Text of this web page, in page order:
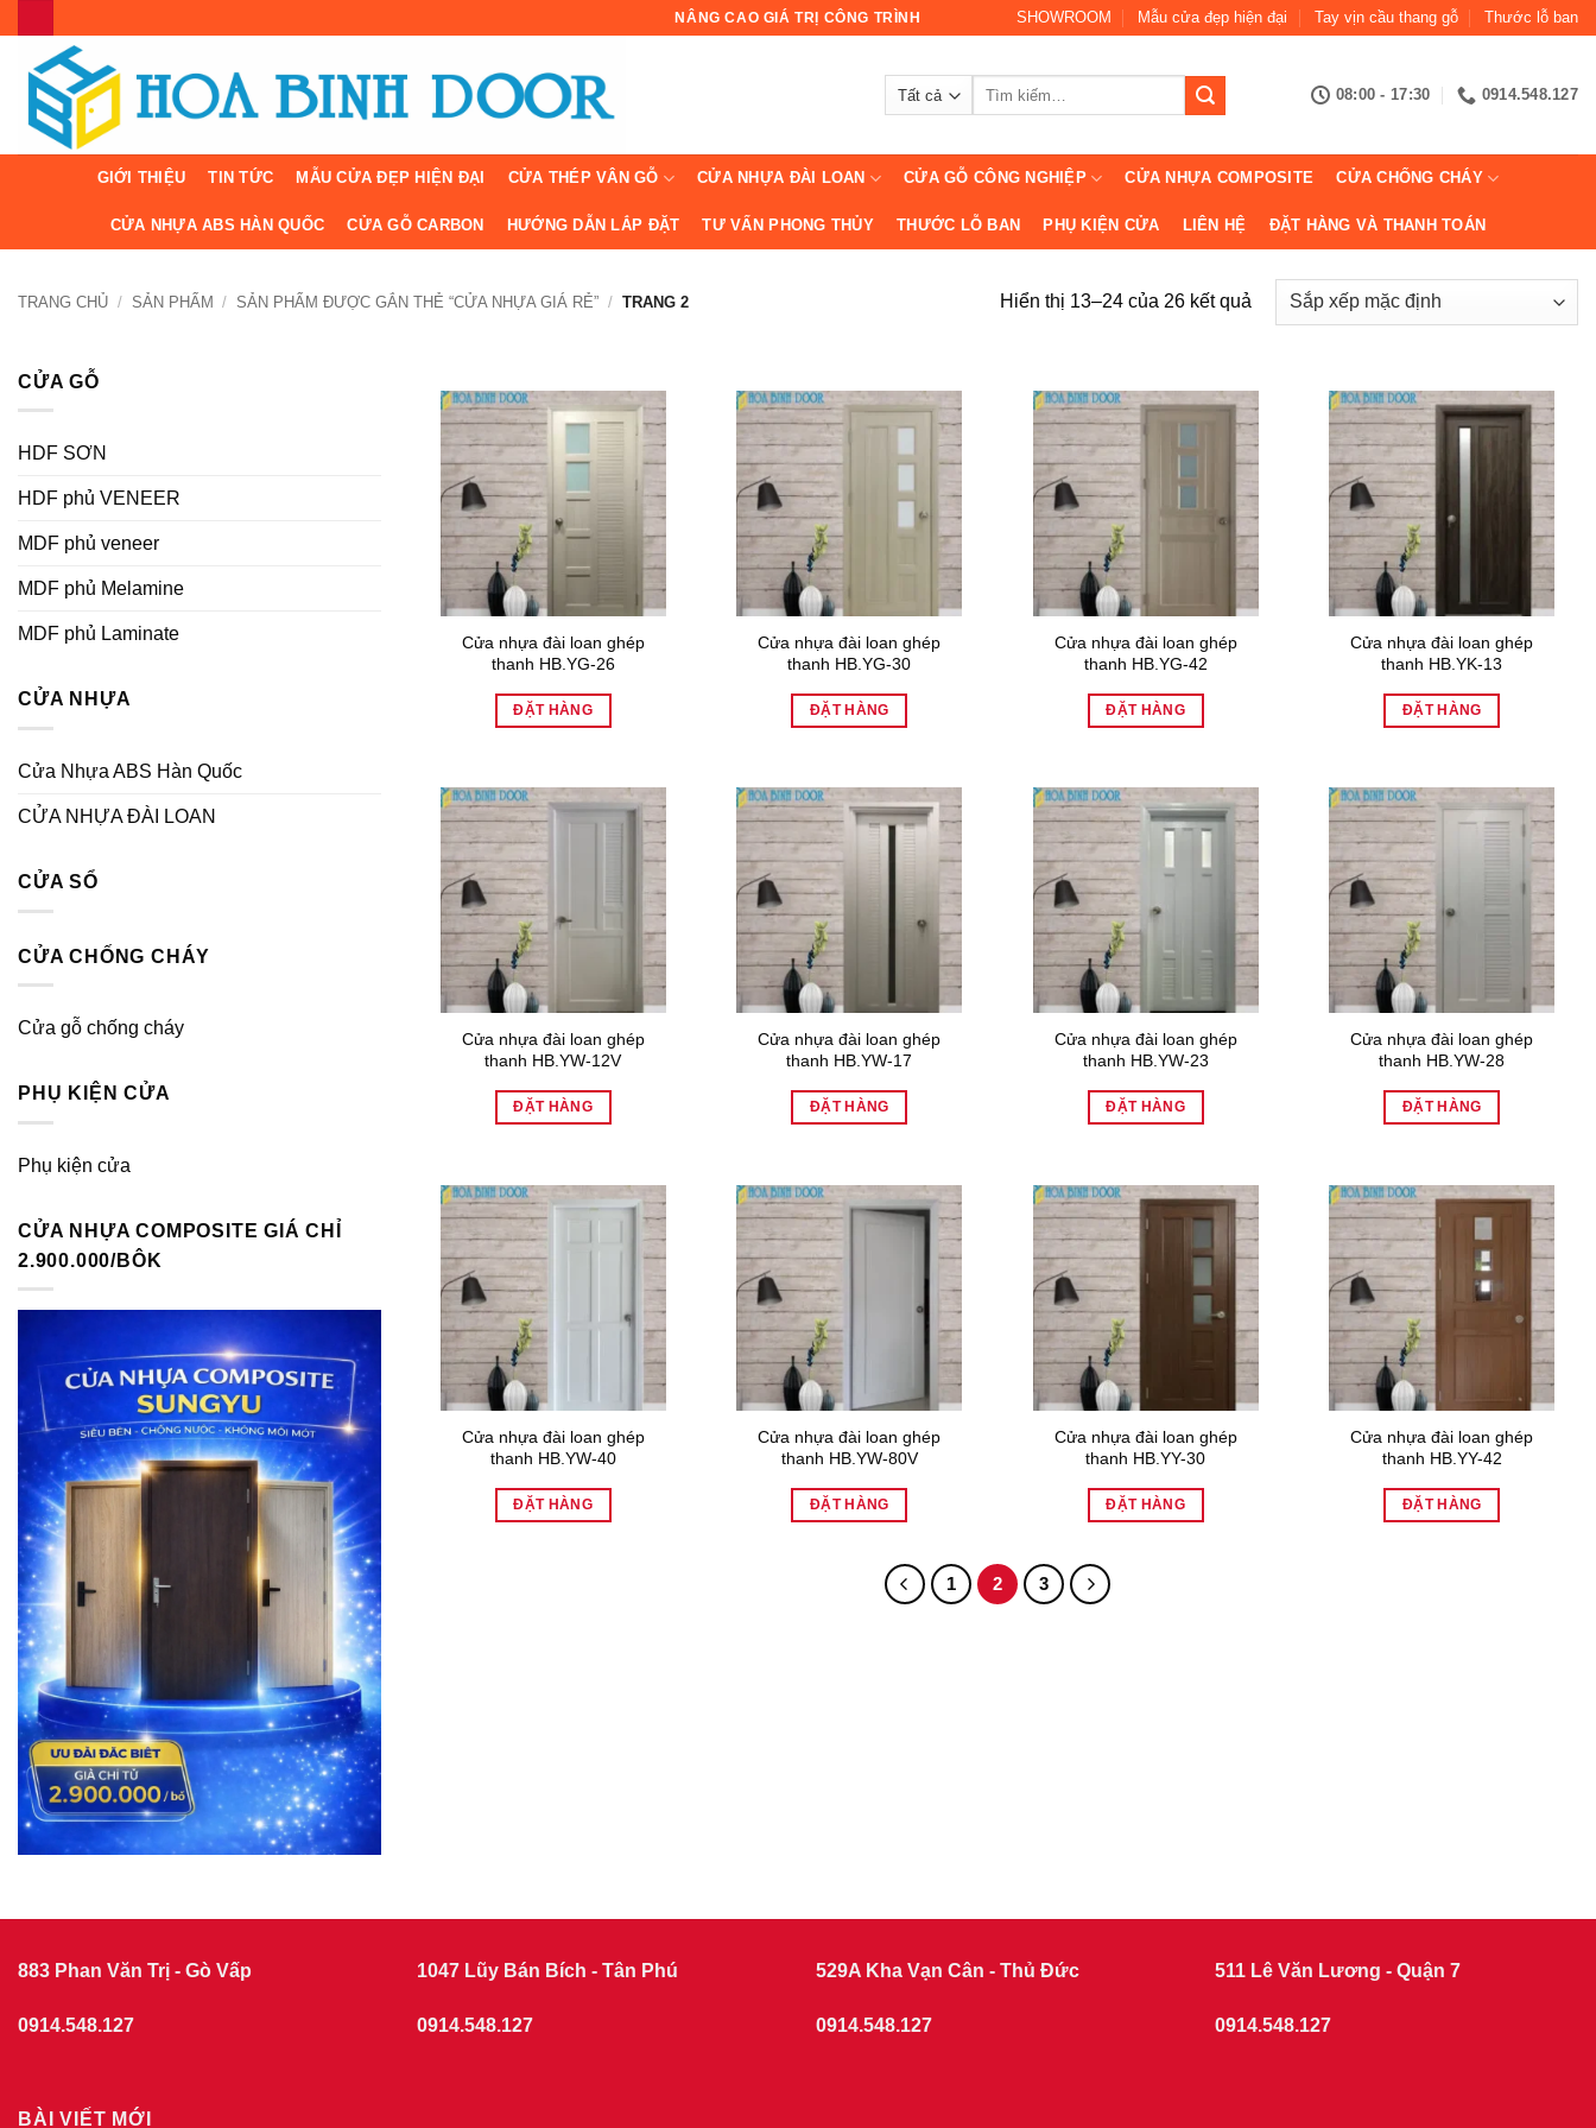
dung
NÂNG CAO GIÁ TRỊ CÔNG TRÌNH SHOWROOM Mẫu cửa đẹp hiện đại Tay vịn cầu thang gỗ Thước lỗ ban
08:00 - 17:30 0914.548.127
GIỚI THIỆU TIN TỨC MẪU CỬA ĐẸP HIỆN ĐẠI CỬA THÉP VÂN GỖ CỬA NHỰA ĐÀI LOAN CỬA GỖ CÔNG NGHIỆP CỬA NHỰA COMPOSITE CỬA CHỐNG CHÁY
CỬA NHỰA ABS HÀN QUỐC CỬA GỖ CARBON HƯỚNG DẪN LẮP ĐẶT TƯ VẤN PHONG THỦY THƯỚC LỖ BAN PHỤ KIỆN CỬA LIÊN HỆ ĐẶT HÀNG VÀ THANH TOÁN
TRANG CHỦ / SẢN PHẨM / SẢN PHẨM ĐƯỢC GẮN THẺ “CỬA NHỰA GIÁ RẺ” / TRANG 2 Hiển thị 13–24 của 26 kết quả
CỬA GỖ
HDF SƠN
HDF phủ VENEER
MDF phủ veneer
MDF phủ Melamine
MDF phủ Laminate
CỬA NHỰA
Cửa Nhựa ABS Hàn Quốc
CỬA NHỰA ĐÀI LOAN
CỬA SỔ
CỬA CHỐNG CHÁY
Cửa gỗ chống cháy
PHỤ KIỆN CỬA
Phụ kiện cửa
CỬA NHỰA COMPOSITE GIÁ CHỈ
2.900.000/BÔK
Cửa nhựa đài loan ghép
thanh HB.YG-26
ĐẶT HÀNG
Cửa nhựa đài loan ghép
thanh HB.YG-30
ĐẶT HÀNG
Cửa nhựa đài loan ghép
thanh HB.YG-42
ĐẶT HÀNG
Cửa nhựa đài loan ghép
thanh HB.YK-13
ĐẶT HÀNG
Cửa nhựa đài loan ghép
thanh HB.YW-12V
ĐẶT HÀNG
Cửa nhựa đài loan ghép
thanh HB.YW-17
ĐẶT HÀNG
Cửa nhựa đài loan ghép
thanh HB.YW-23
ĐẶT HÀNG
Cửa nhựa đài loan ghép
thanh HB.YW-28
ĐẶT HÀNG
Cửa nhựa đài loan ghép
thanh HB.YW-40
ĐẶT HÀNG
Cửa nhựa đài loan ghép
thanh HB.YW-80V
ĐẶT HÀNG
Cửa nhựa đài loan ghép
thanh HB.YY-30
ĐẶT HÀNG
Cửa nhựa đài loan ghép
thanh HB.YY-42
ĐẶT HÀNG
1 2 3
883 Phan Văn Trị - Gò Vấp
0914.548.127
1047 Lũy Bán Bích - Tân Phú
0914.548.127
529A Kha Vạn Cân - Thủ Đức
0914.548.127
511 Lê Văn Lương - Quận 7
0914.548.127
BÀI VIẾT MỚI